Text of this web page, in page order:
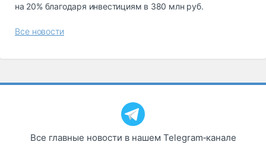
на 20% благодаря инвестициям в 380 млн руб.
Все новости
Все главные новости в нашем Telegram‑канале